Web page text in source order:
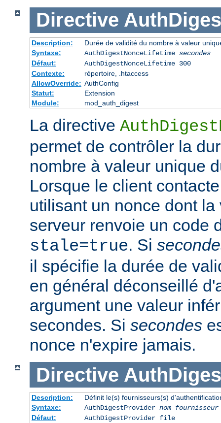
Directive
Description:
Durée de validité du nombre à valeur
Syntaxe:
AuthDigestNonceLifetime secondes
Défaut:
AuthDigestNonceLifetime 300
Contexte:
répertoire, .htaccess
AllowOverride: AuthConfig
Statut:
Extension
Module:
mod_auth_digest
La directive
permet de contrôler la
nombre à valeur unique
Lorsque le client
utilisant un nonce dont
serveur renvoie un code
stale=true. Si
il spécifie la durée de
en général déconseillé
argument une valeur
secondes. Si secondes
nonce n'expire jamais.
Directive
Description:
Définit le(s) fournisseurs(s)
Syntaxe:
AuthDigestProvider nom fournisseur
Défaut:
AuthDigestProvider file